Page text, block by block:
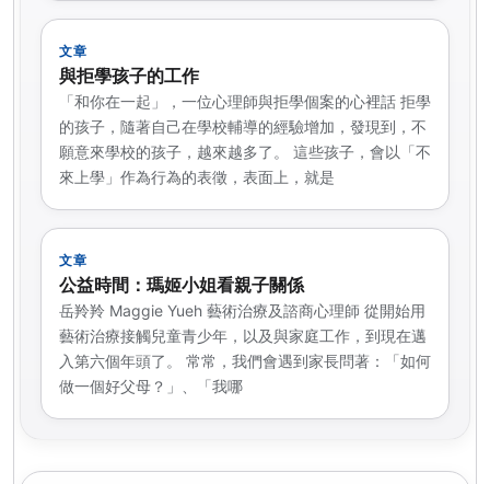
文章
與拒學孩子的工作
「和你在一起」，一位心理師與拒學個案的心裡話 拒學
的孩子，隨著自己在學校輔導的經驗增加，發現到，不
願意來學校的孩子，越來越多了。 這些孩子，會以「不
來上學」作為行為的表徵，表面上，就是
文章
公益時間：瑪姬小姐看親子關係
岳羚羚 Maggie Yueh 藝術治療及諮商心理師 從開始用
藝術治療接觸兒童青少年，以及與家庭工作，到現在邁
入第六個年頭了。 常常，我們會遇到家長問著：「如何
做一個好父母？」、「我哪